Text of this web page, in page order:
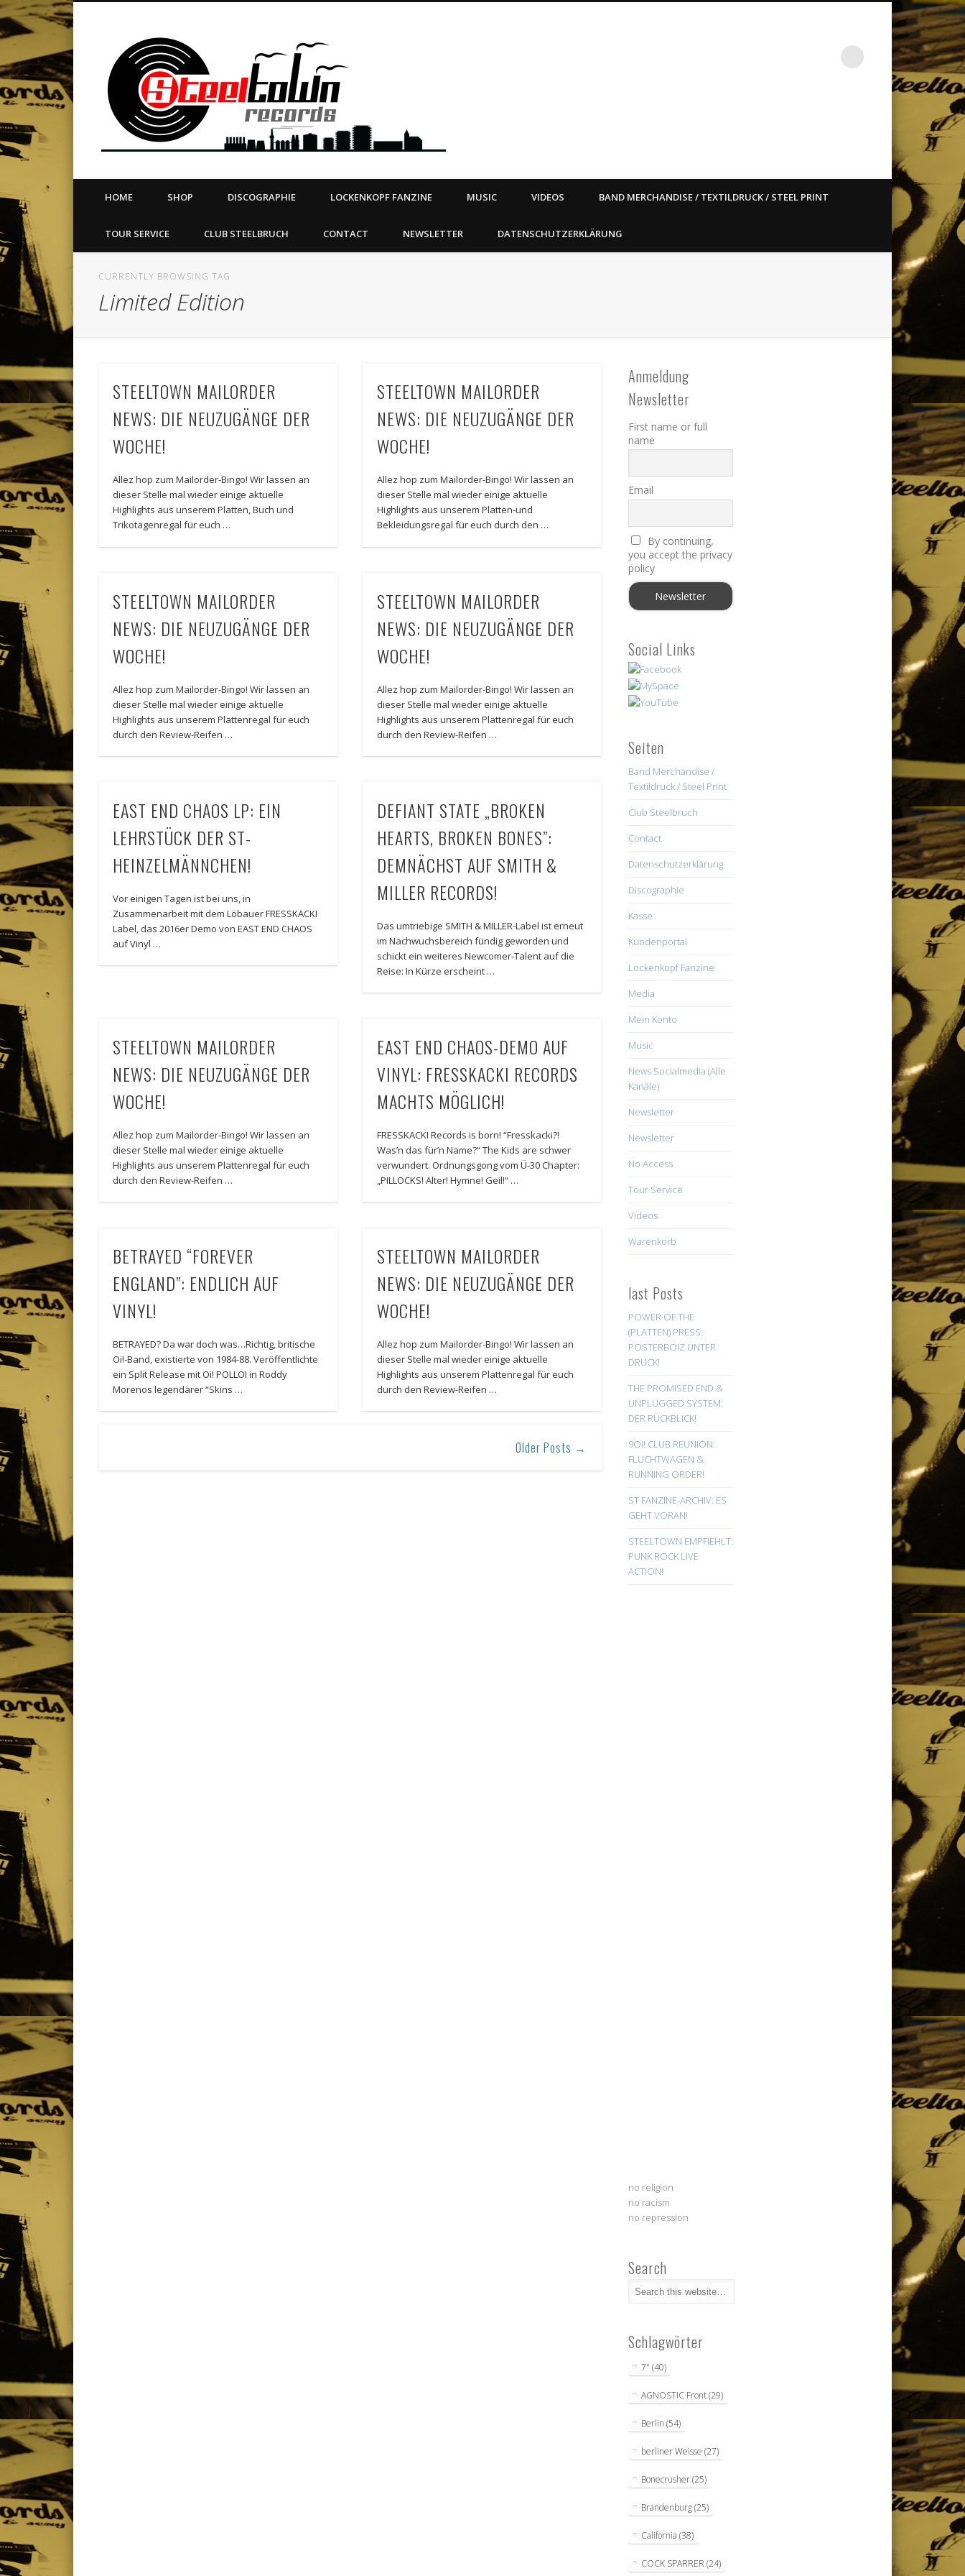
Steeltown Records – East ain`t dead so straight
LABEL | MERCH | PRINT | DIY | FANZINE | TOURSERVICE | BOOKING
VimeoDribble LinkedIn
HOME SHOP DISCOGRAPHIE LOCKENKOPF FANZINE MUSIC VIDEOS BAND MERCHANDISE / TEXTILDRUCK / STEEL PRINT
TOUR SERVICE CLUB STEELBRUCH CONTACT NEWSLETTER DATENSCHUTZERKLÄRUNG
CURRENTLY BROWSING TAG
Limited Edition
STEELTOWN MAILORDER
NEWS: DIE NEUZUGÄNGE DER
WOCHE!
Allez hop zum Mailorder-Bingo! Wir lassen an
dieser Stelle mal wieder einige aktuelle
Highlights aus unserem Platten, Buch und
Trikotagenregal für euch …
STEELTOWN MAILORDER
NEWS: DIE NEUZUGÄNGE DER
WOCHE!
Allez hop zum Mailorder-Bingo! Wir lassen an
dieser Stelle mal wieder einige aktuelle
Highlights aus unserem Platten-und
Bekleidungsregal für euch durch den …
STEELTOWN MAILORDER
NEWS: DIE NEUZUGÄNGE DER
WOCHE!
Allez hop zum Mailorder-Bingo! Wir lassen an
dieser Stelle mal wieder einige aktuelle
Highlights aus unserem Plattenregal für euch
durch den Review-Reifen …
STEELTOWN MAILORDER
NEWS: DIE NEUZUGÄNGE DER
WOCHE!
Allez hop zum Mailorder-Bingo! Wir lassen an
dieser Stelle mal wieder einige aktuelle
Highlights aus unserem Plattenregal für euch
durch den Review-Reifen …
EAST END CHAOS LP: EIN
LEHRSTÜCK DER ST-
HEINZELMÄNNCHEN!
Vor einigen Tagen ist bei uns, in
Zusammenarbeit mit dem Löbauer FRESSKACKI
Label, das 2016er Demo von EAST END CHAOS
auf Vinyl …
DEFIANT STATE „BROKEN
HEARTS, BROKEN BONES”:
DEMNÄCHST AUF SMITH &
MILLER RECORDS!
Das umtriebige SMITH & MILLER-Label ist erneut
im Nachwuchsbereich fündig geworden und
schickt ein weiteres Newcomer-Talent auf die
Reise: In Kürze erscheint …
STEELTOWN MAILORDER
NEWS: DIE NEUZUGÄNGE DER
WOCHE!
Allez hop zum Mailorder-Bingo! Wir lassen an
dieser Stelle mal wieder einige aktuelle
Highlights aus unserem Plattenregal für euch
durch den Review-Reifen …
EAST END CHAOS-DEMO AUF
VINYL: FRESSKACKI RECORDS
MACHTS MÖGLICH!
FRESSKACKI Records is born! “Fresskacki?!
Was’n das für’n Name?“ The Kids are schwer
verwundert. Ordnungsgong vom Ü-30 Chapter:
„PILLOCKS! Alter! Hymne! Geil!“ …
BETRAYED “FOREVER
ENGLAND”: ENDLICH AUF
VINYL!
BETRAYED? Da war doch was…Richtig, britische
Oi!-Band, existierte von 1984-88. Veröffentlichte
ein Split Release mit Oi! POLLOI in Roddy
Morenos legendärer “Skins …
STEELTOWN MAILORDER
NEWS: DIE NEUZUGÄNGE DER
WOCHE!
Allez hop zum Mailorder-Bingo! Wir lassen an
dieser Stelle mal wieder einige aktuelle
Highlights aus unserem Plattenregal für euch
durch den Review-Reifen …
Older Posts →
Anmeldung
Newsletter
First name or full
name
Email
By continuing,
you accept the privacy
policy
Social Links
Seiten
Band Merchandise /
Textildruck / Steel Print
Club Steelbruch
Contact
Datenschutzerklärung
Discographie
Kasse
Kundenportal
Lockenkopf Fanzine
Media
Mein Konto
Music
News Socialmedia (Alle
Kanäle)
Newsletter
Newsletter
No Access
Tour Service
Videos
Warenkorb
last Posts
POWER OF THE
(PLATTEN) PRESS:
POSTERBOIZ UNTER
DRUCK!
THE PROMISED END &
UNPLUGGED SYSTEM:
DER RÜCKBLICK!
9Oi! CLUB REUNION:
FLUCHTWAGEN &
RUNNING ORDER!
ST FANZINE-ARCHIV: ES
GEHT VORAN!
STEELTOWN EMPFIEHLT:
PUNK ROCK LIVE
ACTION!
no religion
no racism
no repression
Search
Schlagwörter
7" (40)
AGNOSTIC Front(29)
Berlin (54)
berliner Weisse (27)
Bonecrusher(25)
Brandenburg(25)
California (38)
COCK SPARRER (24)